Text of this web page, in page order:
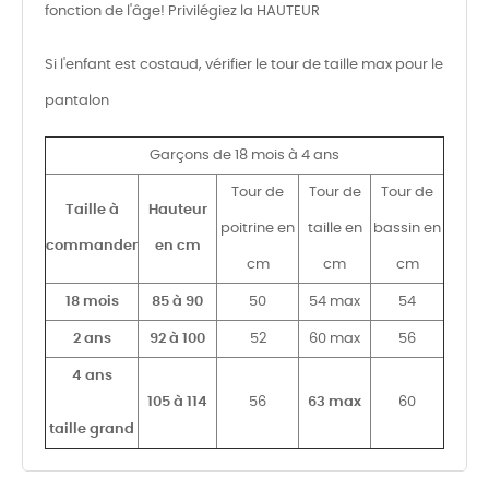
fonction de l'âge! Privilégiez la HAUTEUR
Si l'enfant est costaud, vérifier le tour de taille max pour le
pantalon
Garçons de 18 mois à 4 ans
Taille à
commander
Hauteur
en cm
Tour de
poitrine en
cm
Tour de
taille en
cm
Tour de
bassin en
cm
18 mois 85 à 90 50 54 max 54
2 ans 92 à 100 52 60 max 56
4 ans
taille grand
105 à 114 56 63 max 60